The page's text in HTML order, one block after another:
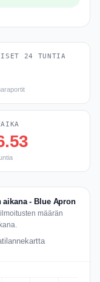
24 TUNTIA
aikana - Blue Apron
määrän